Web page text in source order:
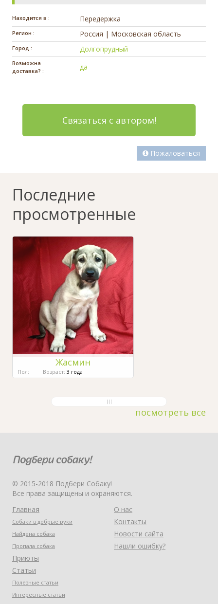
Находится в : Передержка
Регион : Россия | Московская область
Город : Долгопрудный
Возможна
доставка? :
да
Связаться с автором!
Пожаловаться
Последние
просмотренные
Жасмин
Пол: Возраст: 3 года
посмотреть все
© 2015-2018 Подбери Собаку!
Все права защищены и охраняются.
Главная
Собаки в добрые руки
Найдена собака
Пропала собака
Приюты
Статьи
Полезные статьи
Интересные статьи
О нас
Контакты
Новости сайта
Нашли ошибку?